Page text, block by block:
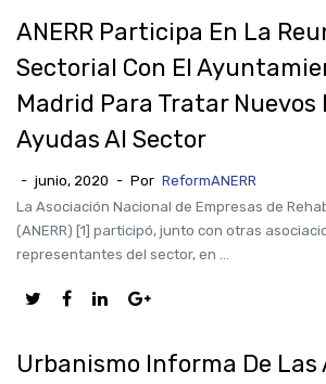
ANERR Participa En La
Sectorial Con El
Madrid Para Tratar Nuevos
Ayudas Al Sector
- junio, 2020 - Por ReformANERR
La Asociación Nacional de Empresas de
(ANERR) [1] participó, junto con otras
representantes del sector, en ...
Urbanismo Informa De Las